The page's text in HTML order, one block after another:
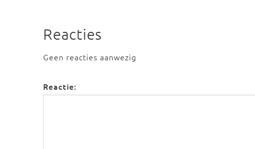
Reacties
Geen reacties aanwezig
Reactie: